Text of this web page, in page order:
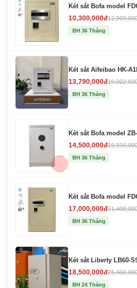
Két sắt Bofa model
10,300,000đ
BH 36 Tháng
Két sắt Aifeibao HK-
13,790,000đ
BH 36 Tháng
Két sắt Bofa model
14,500,000đ
BH 36 Tháng
Két sắt Bofa model
17,000,000đ
BH 36 Tháng
Két sắt Liberty LB60-
18,500,000đ
BH 24 Tháng